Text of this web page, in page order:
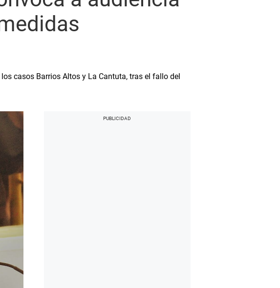
casos Barrios Altos y La Cantuta, tras el fallo del